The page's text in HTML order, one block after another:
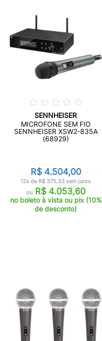
SENNHEISER
MICROFONE SEM FIO
SENNHEISER XSW2-835A
(68929)
R$ 4.504,00
12x de R$ 375,33 sem juros
ouR$ 4.053,60
no boleto à vista ou pix (10%
de desconto)